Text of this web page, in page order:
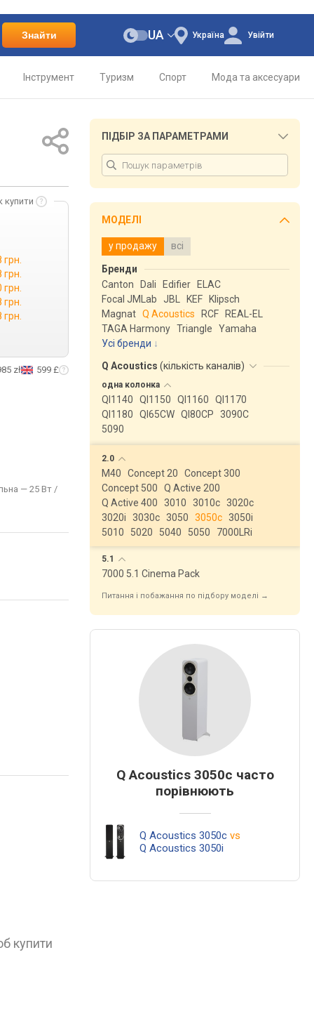
Знайти Україна
UA Увійти
Інструмент Туризм Спорт Мода та аксесуари
купити
zł 599 £
— 25 Вт /
купити
ПІДБІР ЗА ПАРАМЕТРАМИ
МОДЕЛІ
у продажу всі
Бренди
Canton
Dali Edifier
ELAC
Focal JMLab
JBL KEF
Klipsch
Magnat Q Acoustics RCF
REAL-EL
TAGA Harmony Triangle
Yamaha
Усі бренди
Q Acoustics (кількість каналів)
одна колонка
QI1140 QI1150 QI1160
QI1170
QI1180
QI65CW QI80CP
3090C
5090
2.0
M40 Concept 20
Concept 300
Concept 500
Q Active 200
Q Active 400
3010 3010c 3020c
3020i
3030c 3050 3050c 3050i
5010
5020 5040 5050 7000LRi
5.1
7000 5.1 Cinema Pack
Питання і побажання по підбору моделі →
Q Acoustics 3050c часто
порівнюють
Q Acoustics 3050c vs
Q Acoustics 3050i